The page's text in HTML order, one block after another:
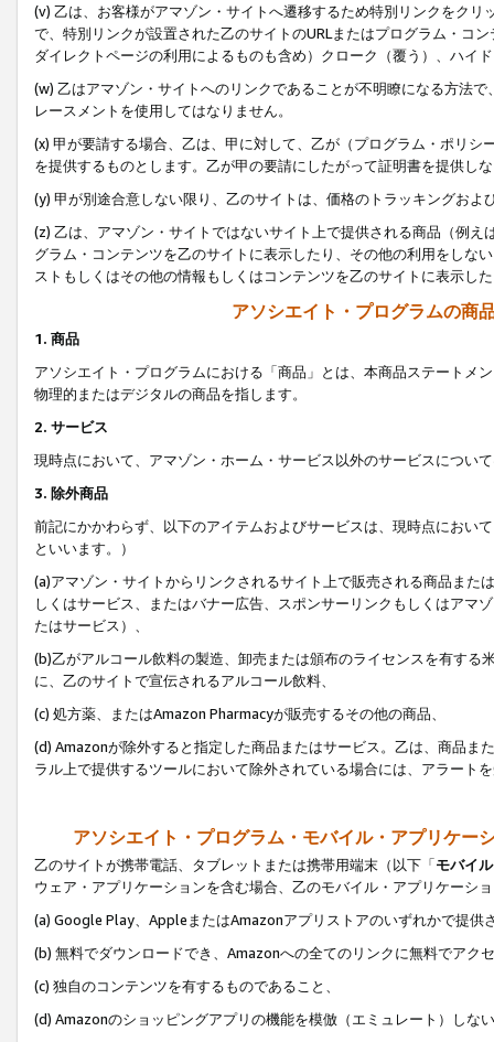
(v) 乙は、お客様がアマゾン・サイトへ遷移するため特別リンクをク
で、特別リンクが設置された乙のサイトのURLまたはプログラム・コ
ダイレクトページの利用によるものも含め）クローク（覆う）、ハイ
(w) 乙はアマゾン・サイトへのリンクであることが不明瞭になる方法
レースメントを使用してはなりません。
(x) 甲が要請する場合、乙は、甲に対して、乙が（プログラム・ポリ
を提供するものとします。乙が甲の要請にしたがって証明書を提供し
(y) 甲が別途合意しない限り、乙のサイトは、価格のトラッキングお
(z) 乙は、アマゾン・サイトではないサイト上で提供される商品（例
グラム・コンテンツを乙のサイトに表示したり、その他の利用をしな
ストもしくはその他の情報もしくはコンテンツを乙のサイトに表示し
アソシエイト・プログラムの商
1. 商品
アソシエイト・プログラムにおける「商品」とは、本商品ステートメ
物理的またはデジタルの商品を指します。
2. サービス
現時点において、アマゾン・ホーム・サービス以外のサービスについ
3. 除外商品
前記にかかわらず、以下のアイテムおよびサービスは、現時点におい
といいます。）
(a)アマゾン・サイトからリンクされるサイト上で販売される商品ま
しくはサービス、またはバナー広告、スポンサーリンクもしくはアマ
たはサービス）、
(b)乙がアルコール飲料の製造、卸売または頒布のライセンスを有す
に、乙のサイトで宣伝されるアルコール飲料、
(c) 処方薬、またはAmazon Pharmacyが販売するその他の商品、
(d) Amazonが除外すると指定した商品またはサービス。乙は、商品ま
ラル上で提供するツールにおいて除外されている場合には、アラート
アソシエイト・プログラム・モバイル・アプリケー
乙のサイトが携帯電話、タブレットまたは携帯用端末（以下「モバイ
ウェア・アプリケーションを含む場合、乙のモバイル・アプリケーシ
(a) Google Play、AppleまたはAmazonアプリストアのいずれかで提供
(b) 無料でダウンロードでき、Amazonへの全てのリンクに無料でアク
(c) 独自のコンテンツを有するものであること、
(d) Amazonのショッピングアプリの機能を模倣（エミュレート）しな